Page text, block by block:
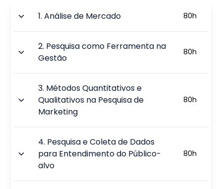
1.Análise de Mercado 80h
2. Pesquisa como Ferramenta na
Gestão
80h
3. Métodos Quantitativos e
Qualitativos na Pesquisa de
Marketing
80h
4. Pesquisa e Coleta de Dados
para Entendimento do Público-
alvo
80h